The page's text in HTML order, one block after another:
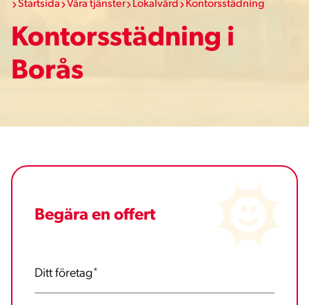
Startsida Våra tjänster Lokalvård Kontorsstädning
Kontorsstädning i
Borås
Begära en offert
Ditt företag*